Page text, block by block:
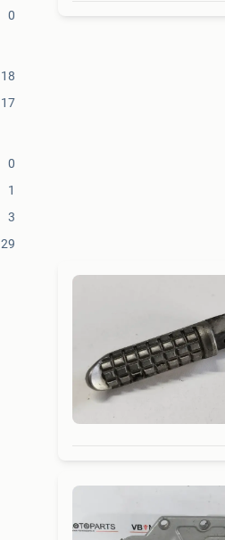
0
18
17
0
1
3
29